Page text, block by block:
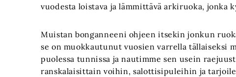
vuodesta loistava ja lämmittävä arkiruoka, jonka
Muistan bonganneeni ohjeen itsekin jonkun
se on muokkautunut vuosien varrella tällaiseksi
puolessa tunnissa ja nautimme sen usein
ranskalaisittain voihin, salottisipuleihin ja